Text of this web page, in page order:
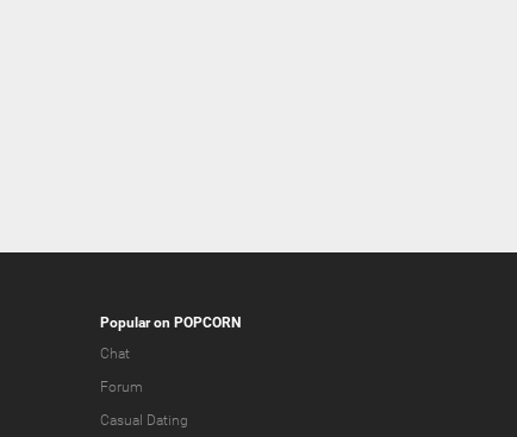
Popular on POPCORN
Chat
Forum
Casual Dating